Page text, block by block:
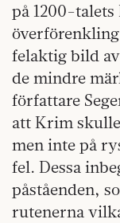
på 1200-
felaktig bild
de mindre
författare
att Krim
men inte på
fel. Dessa
påståenden,
rutenerna